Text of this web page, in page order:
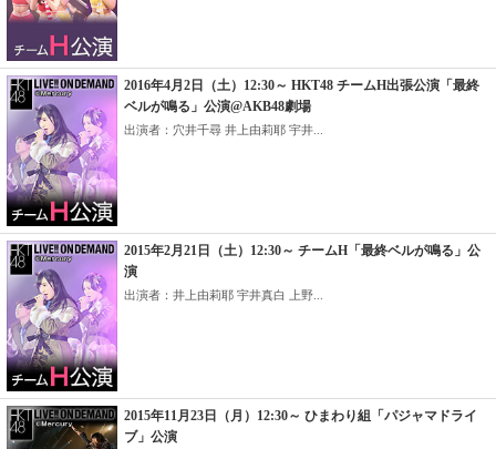
2016年4月2日（土）12:30～ HKT48 チームH出張公演「最終
ベルが鳴る」公演@AKB48劇場
出演者：穴井千尋 井上由莉耶 宇井...
2015年2月21日（土）12:30～ チームH「最終ベルが鳴る」公
演
出演者：井上由莉耶 宇井真白 上野...
2015年11月23日（月）12:30～ ひまわり組「パジャマドライ
ブ」公演